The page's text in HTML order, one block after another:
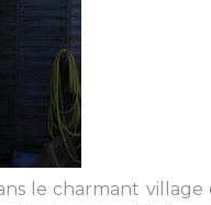
le charmant